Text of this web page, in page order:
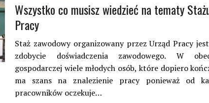
Wszystko co musisz wiedzieć na tematy
Pracy
Staż zawodowy organizowany przez Urząd Pracy
zdobycie doświadczenia zawodowego. W
gospodarczej wiele młodych osób, które dopiero
ma szans na znalezienie pracy ponieważ od
pracowników oczekuje…